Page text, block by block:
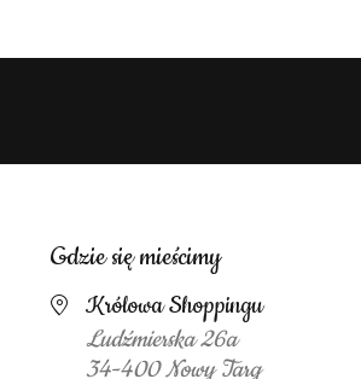
Gdzie się mieścimy
Królowa Shoppingu
Ludźmierska 26a
34-400 Nowy Targ